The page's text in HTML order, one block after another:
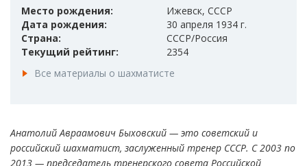
Место рождения:
Ижевск, СССР
Дата рождения:
30 апреля 1934 г.
Страна:
СССР/Россия
Текущий рейтинг:
2354
Все материалы о шахматисте
Анатолий Авраамович Быховский — это советский и
российский шахматист, заслуженный тренер СССР. С 2003 по
2013 — председатель тренерского совета Российской